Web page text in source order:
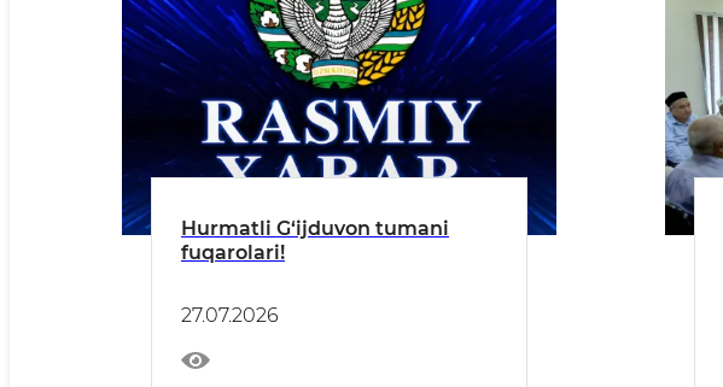
Hurmatli G‘ijduvon tumani
fuqarolari!
27.07.2026